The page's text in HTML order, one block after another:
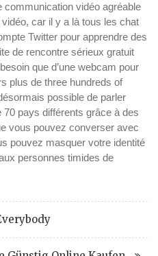
vidéo agréable
car il y a là tous les chat
Twitter pour apprendre des
de rencontre sérieux gratuit
que d’une webcam pour
plus de three hundreds of
possible de parler
pays différents grâce à des
vous pouvez converser avec
pouvez masquer votre identité
personnes timides de